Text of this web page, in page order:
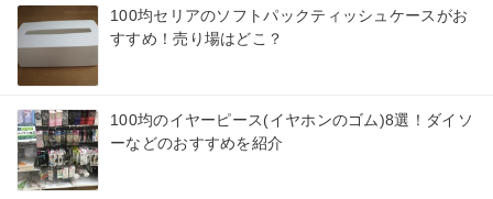
100均セリアのソフトパックティッシュケースがお
すすめ！売り場はどこ？
100均のイヤーピース(イヤホンのゴム)8選！ダイソ
ーなどのおすすめを紹介